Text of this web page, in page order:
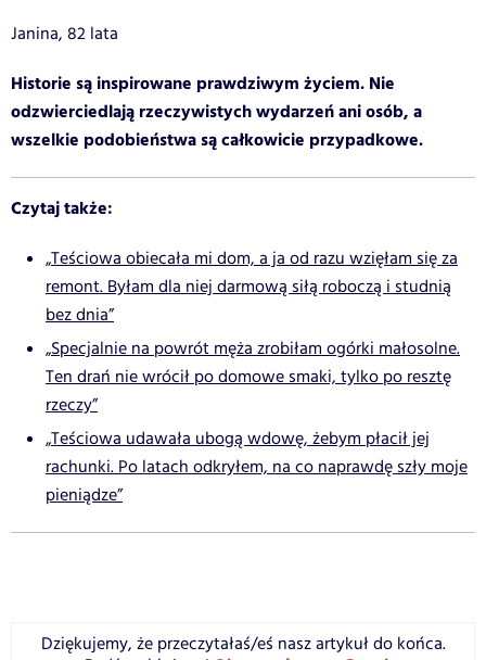
Janina, 82 lata
Historie są inspirowane prawdziwym życiem. Nie
odzwierciedlają rzeczywistych wydarzeń ani osób, a
wszelkie podobieństwa są całkowicie przypadkowe.
Czytaj także:
„Teściowa obiecała mi dom, a ja od razu wzięłam się za
remont. Byłam dla niej darmową siłą roboczą i studnią
bez dnia”
„Specjalnie na powrót męża zrobiłam ogórki małosolne.
Ten drań nie wrócił po domowe smaki, tylko po resztę
rzeczy”
„Teściowa udawała ubogą wdowę, żebym płacił jej
rachunki. Po latach odkryłem, na co naprawdę szły moje
pieniądze”
Dziękujemy, że przeczytałaś/eś nasz artykuł do końca.